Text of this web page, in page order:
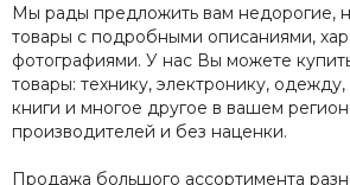
Мы рады предложить вам недорогие,
товары с подробными описаниями,
фотографиями. У нас Вы можете
товары: технику, электронику,
книги и многое другое в вашем
производителей и без наценки.
Продажа большого ассортимента